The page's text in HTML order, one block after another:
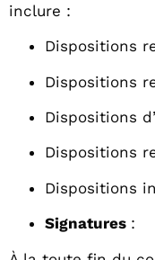
inclure :
Dispositions
Dispositions
Dispositions
Dispositions
Dispositions
Signatures :